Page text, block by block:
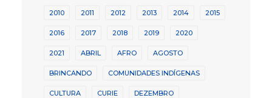
2010 2011 2012 2013 2014 2015
2016 2017 2018 2019 2020
2021 ABRIL AFRO AGOSTO
BRINCANDO COMUNIDADES INDÍGENAS
CULTURA CURIE DEZEMBRO